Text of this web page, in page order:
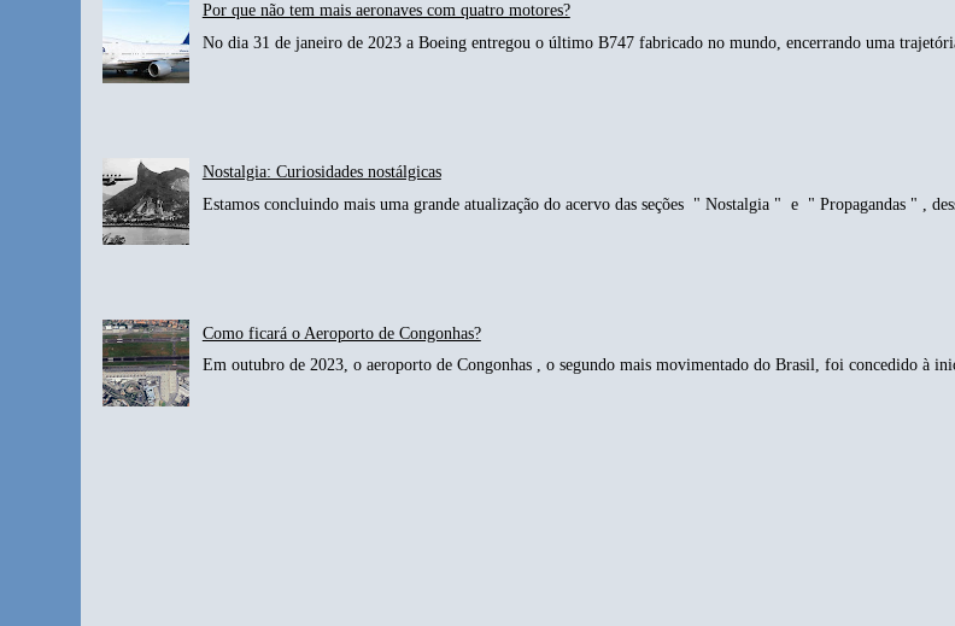
Por que não tem mais aeronaves com quatro motores?
No dia 31 de janeiro de 2023 a Boeing entregou o último B747 fabricado no mundo, encerrando uma
Nostalgia: Curiosidades nostálgicas
Estamos concluindo mais uma grande atualização do acervo das seções " Nostalgia " e " Propagandas " ,
Como ficará o Aeroporto de Congonhas?
Em outubro de 2023, o aeroporto de Congonhas , o segundo mais movimentado do Brasil, foi concedido à